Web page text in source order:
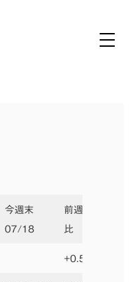
今週末
07/18
前週末
比
+0.51%